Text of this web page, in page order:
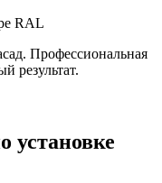
RAL
Профессиональная
результат.
установке